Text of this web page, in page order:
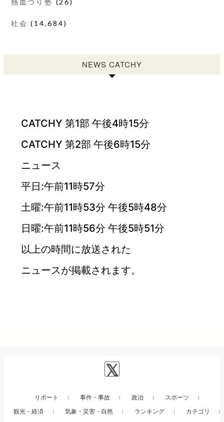
熱血つり塾 (26)
社会 (14,684)
NEWS CATCHY
CATCHY 第1部 午後4時15分
CATCHY 第2部 午後6時15分
ニュース
平日:午前11時57分
土曜:午前11時53分 午後5時48分
日曜:午前11時56分 午後5時51分
以上の時間に放送された
ニュースが掲載されます。
リポート 事件・事故 政治
スポーツ
観光・経済
気象・災害・自然 ランキング
カテゴリ